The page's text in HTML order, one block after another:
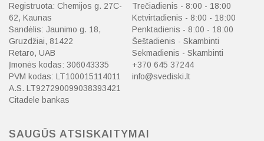
Registruota: Chemijos g. 27C-
62, Kaunas
Sandėlis: Jaunimo g. 18,
Gruzdžiai, 81422
Retaro, UAB
Įmonės kodas: 306043335
PVM kodas: LT100015114011
A.S. LT927290099038393421
Citadele bankas
Trečiadienis - 8:00 - 18:00
Ketvirtadienis - 8:00 - 18:00
Penktadienis - 8:00 - 18:00
Šeštadienis - Skambinti
Sekmadienis - Skambinti
+370 645 37244
info@svediski.lt
SAUGŪS ATSISKAITYMAI